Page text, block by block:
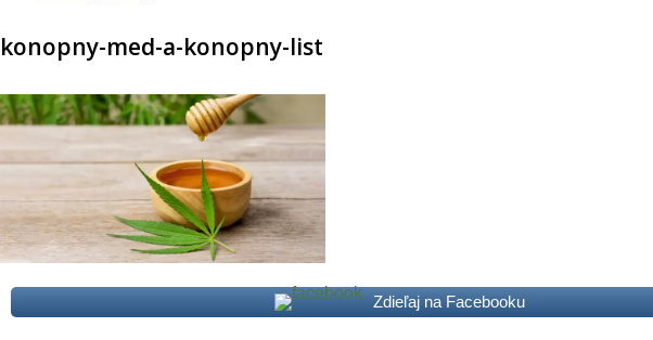
konopny-med-a-konopny-list
Zdieľaj na Facebooku